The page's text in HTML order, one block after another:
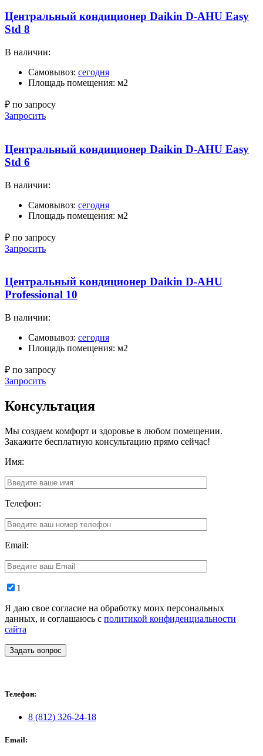
Центральный кондиционер Daikin D-AHU Easy
Std 8
В наличии:
Самовывоз: сегодня
Площадь помещения: м2
₽ по запросу
Запросить
Центральный кондиционер Daikin D-AHU Easy
Std 6
В наличии:
Самовывоз: сегодня
Площадь помещения: м2
₽ по запросу
Запросить
Центральный кондиционер Daikin D-AHU
Professional 10
В наличии:
Самовывоз: сегодня
Площадь помещения: м2
₽ по запросу
Запросить
Консультация
Мы создаем комфорт и здоровье в любом помещении.
Закажите бесплатную консультацию прямо сейчас!
Имя:
Телефон:
Email:
1
Я даю свое согласие на обработку моих персональных
данных, и соглашаюсь с политикой конфиденциальности
сайта
Задать вопрос
Телефон:
8 (812) 326-24-18
Email: